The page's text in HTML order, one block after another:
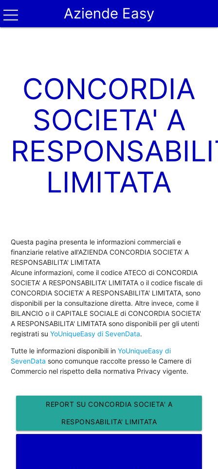
Aziende Easy
CONCORDIA
SOCIETA' A
LIMITATA
Questa pagina presenta le informazioni commerciali e
finanziarie relative all'AZIENDA CONCORDIA SOCIETA' A
RESPONSABILITA' LIMITATA
Alcune informazioni, come il codice ATECO di CONCORDIA
SOCIETA' A RESPONSABILITA' LIMITATA o il codice fiscale di
CONCORDIA SOCIETA' A RESPONSABILITA' LIMITATA, sono
disponibili per la consultazione diretta. Altre invece, come il
BILANCIO o il CAPITALE SOCIALE di CONCORDIA SOCIETA'
A RESPONSABILITA' LIMITATA sono disponibili per gli utenti
registrati suYoUniqueEasy di SevenData.
Tutte le informazioni disponibili inYoUniqueEasy di
SevenData sono comunque raccolte presso le Camere di
Commercio nel rispetto della normativa Privacy vigente.
REPORT SU CONCORDIA SOCIETA' A
RESPONSABILITA' LIMITATA